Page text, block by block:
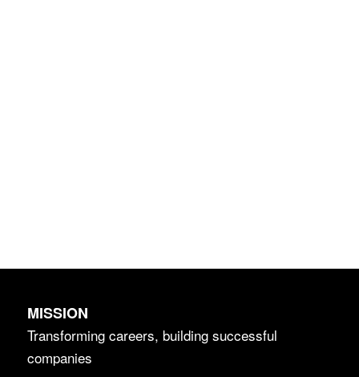
MISSION
Transforming careers, building successful
companies